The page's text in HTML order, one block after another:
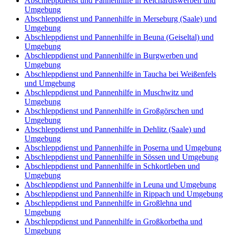
Umgebung
Abschleppdienst und Pannenhilfe in Merseburg (Saale) und
Umgebung
Abschleppdienst und Pannenhilfe in Beuna (Geiseltal) und
Umgebung
Abschleppdienst und Pannenhilfe in Burgwerben und
Umgebung
Abschleppdienst und Pannenhilfe in Taucha bei Weißenfels
und Umgebung
Abschleppdienst und Pannenhilfe in Muschwitz und
Umgebung
Abschleppdienst und Pannenhilfe in Großgörschen und
Umgebung
Abschleppdienst und Pannenhilfe in Dehlitz (Saale) und
Umgebung
Abschleppdienst und Pannenhilfe in Poserna und Umgebung
Abschleppdienst und Pannenhilfe in Sössen und Umgebung
Abschleppdienst und Pannenhilfe in Schkortleben und
Umgebung
Abschleppdienst und Pannenhilfe in Leuna und Umgebung
Abschleppdienst und Pannenhilfe in Rippach und Umgebung
Abschleppdienst und Pannenhilfe in Großlehna und
Umgebung
Abschleppdienst und Pannenhilfe in Großkorbetha und
Umgebung